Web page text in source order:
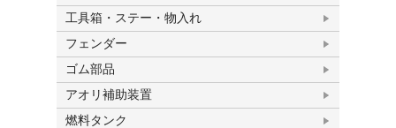
工具箱・ステー・物入れ
フェンダー
ゴム部品
アオリ補助装置
燃料タンク